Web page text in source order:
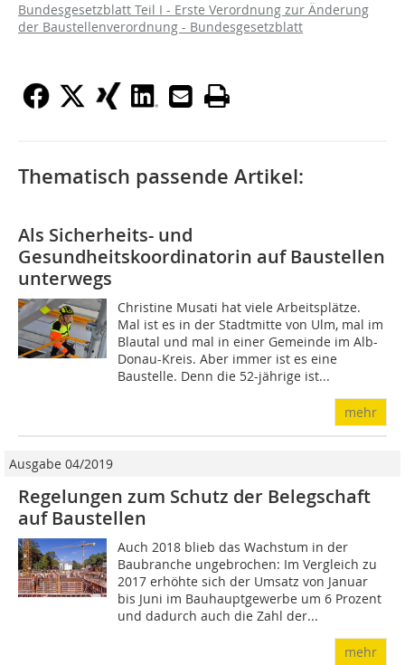
Bundesgesetzblatt Teil I - Erste Verordnung zur Änderung
der Baustellenverordnung - Bundesgesetzblatt
Thematisch passende Artikel:
Als Sicherheits- und
Gesundheitskoordinatorin auf Baustellen
unterwegs
Christine Musati hat viele Arbeitsplätze.
Mal ist es in der Stadtmitte von Ulm, mal im
Blautal und mal in einer Gemeinde im Alb-
Donau-Kreis. Aber immer ist es eine
Baustelle. Denn die 52-jährige ist...
mehr
Ausgabe 04/2019
Regelungen zum Schutz der Belegschaft
auf Baustellen
Auch 2018 blieb das Wachstum in der
Baubranche ungebrochen: Im Vergleich zu
2017 erhöhte sich der Umsatz von Januar
bis Juni im Bauhauptgewerbe um 6 Prozent
und dadurch auch die Zahl der...
mehr